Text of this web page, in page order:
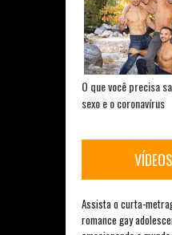
O que você precisa
sexo e o coronavírus
VÍDEOS
Assista o curta-
romance gay